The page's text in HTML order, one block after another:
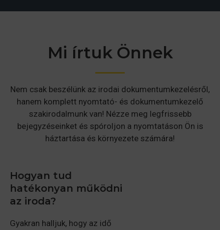
Mi írtuk Önnek
Nem csak beszélünk az irodai dokumentumkezelésről,
hanem komplett nyomtató- és dokumentumkezelő
szakirodalmunk van! Nézze meg legfrissebb
bejegyzéseinket és spóroljon a nyomtatáson Ön is
háztartása és környezete számára!
Hogyan tud
hatékonyan működni
az iroda?
Gyakran halljuk, hogy az idő